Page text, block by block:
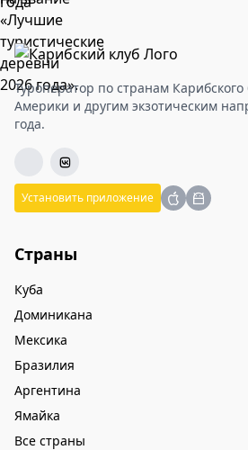
Туроператор по странам
Америки и другим экзотическим
года.
Установить приложение
Страны
Куба
Доминикана
Мексика
Бразилия
Аргентина
Ямайка
Все страны